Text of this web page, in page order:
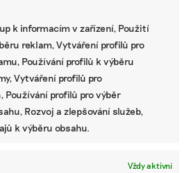
k informacím v zařízení, Použití
reklam, Vytváření profilů pro
Používání profilů k výběru
Vytváření profilů pro
Používání profilů pro výběr
Rozvoj a zlepšování služeb,
k výběru obsahu.
Vždy aktivní